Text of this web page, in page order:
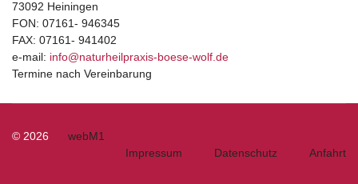
73092 Heiningen
FON: 07161- 946345
FAX: 07161- 941402
e-mail: info@naturheilpraxis-boese-wolf.de
Termine nach Vereinbarung
© 2026
webM1
Impressum
Datenschutz Anfahrt